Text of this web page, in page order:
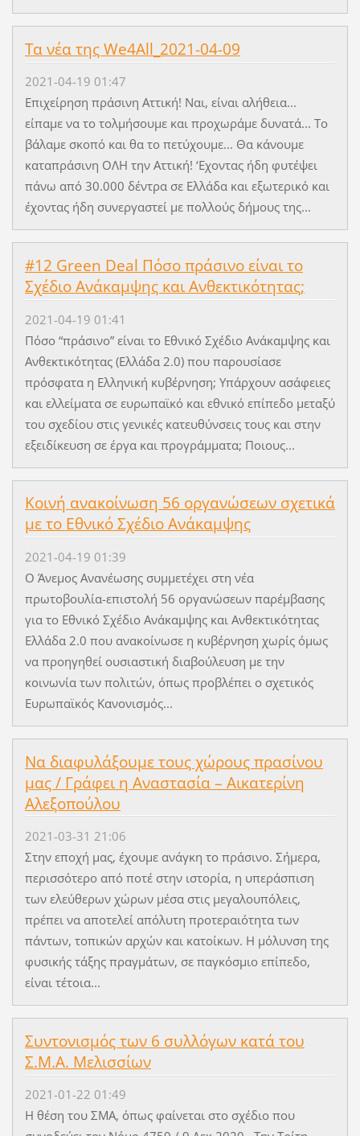
Τα νέα της We4All_2021-04-09
2021-04-19 01:47
Επιχείρηση πράσινη Αττική! Ναι, είναι αλήθεια...
είπαμε να το τολμήσουμε και προχωράμε δυνατά... Το
βάλαμε σκοπό και θα το πετύχουμε... Θα κάνουμε
καταπράσινη ΟΛΗ την Αττική! ‘Εχοντας ήδη φυτέψει
πάνω από 30.000 δέντρα σε Ελλάδα και εξωτερικό και
έχοντας ήδη συνεργαστεί με πολλούς δήμους της...
#12 Green Deal Πόσο πράσινο είναι το
Σχέδιο Ανάκαμψης και Ανθεκτικότητας;
2021-04-19 01:41
Πόσο “πράσινο” είναι το Εθνικό Σχέδιο Ανάκαμψης και
Ανθεκτικότητας (Ελλάδα 2.0) που παρουσίασε
πρόσφατα η Ελληνική κυβέρνηση; Υπάρχουν ασάφειες
και ελλείματα σε ευρωπαϊκό και εθνικό επίπεδο μεταξύ
του σχεδίου στις γενικές κατευθύνσεις τους και στην
εξειδίκευση σε έργα και προγράμματα; Ποιους...
Κοινή ανακοίνωση 56 οργανώσεων σχετικά
με το Εθνικό Σχέδιο Ανάκαμψης
2021-04-19 01:39
O Άνεμος Ανανέωσης συμμετέχει στη νέα
πρωτοβουλία-επιστολή 56 οργανώσεων παρέμβασης
για το Εθνικό Σχέδιο Ανάκαμψης και Ανθεκτικότητας
Ελλάδα 2.0 που ανακοίνωσε η κυβέρνηση χωρίς όμως
να προηγηθεί ουσιαστική διαβούλευση με την
κοινωνία των πολιτών, όπως προβλέπει ο σχετικός
Ευρωπαϊκός Κανονισμός...
Να διαφυλάξουμε τους χώρους πρασίνου
μας / Γράφει η Αναστασία – Αικατερίνη
Αλεξοπούλου
2021-03-31 21:06
Στην εποχή μας, έχουμε ανάγκη το πράσινο. Σήμερα,
περισσότερο από ποτέ στην ιστορία, η υπεράσπιση
των ελεύθερων χώρων μέσα στις μεγαλουπόλεις,
πρέπει να αποτελεί απόλυτη προτεραιότητα των
πάντων, τοπικών αρχών και κατοίκων. Η μόλυνση της
φυσικής τάξης πραγμάτων, σε παγκόσμιο επίπεδο,
είναι τέτοια...
Συντονισμός των 6 συλλόγων κατά του
Σ.Μ.Α. Μελισσίων
2021-01-22 01:49
Η θέση του ΣΜΑ, όπως φαίνεται στο σχέδιο που